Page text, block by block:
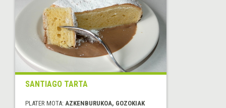
SANTIAGO TARTA
PLATER MOTA: AZKENBURUKOA, GOZOKIAK